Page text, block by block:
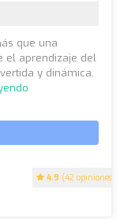
4.9 (42 opiniones)
que una
el aprendizaje del
y dinámica.